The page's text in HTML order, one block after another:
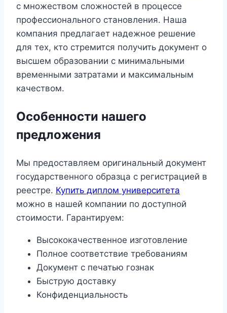
с множеством сложностей в процессе
профессионального становления. Наша
компания предлагает надежное решение
для тех, кто стремится получить документ о
высшем образовании с минимальными
временными затратами и максимальным
качеством.
Особенности нашего
предложения
Мы предоставляем оригинальный документ
государственного образца с регистрацией в
реестре. Купить диплом университета
можно в нашей компании по доступной
стоимости. Гарантируем:
Высококачественное изготовление
Полное соответствие требованиям
Документ с печатью гознак
Быструю доставку
Конфиденциальность